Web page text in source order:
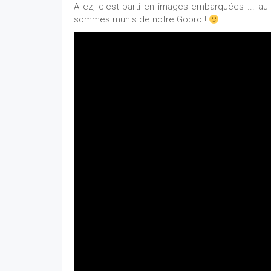
Allez, c'est parti en images embarquées ...
sommes munis de notre Gopro !